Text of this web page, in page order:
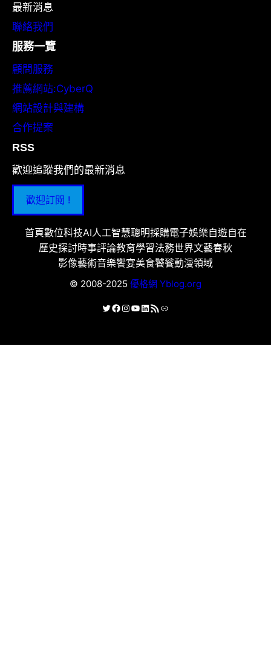
最新消息
聯絡我們
服務一覽
顧問服務
推薦網站:CyberQ
網站設計與建構
合作提案
RSS
歡迎追蹤我們的最新消息
歡迎訂閱 !
首頁數位科技AI人工智慧聰明採購電子娛樂自遊自在
歷史探討時事評論教育學習法務世界文藝春秋
影像藝術音樂饗宴美食饕餮動漫領域
© 2008-2025 優格網 Yblog.org
X Facebook
Instagram
YouTube
LinkedIn
RSS 資訊提供連結